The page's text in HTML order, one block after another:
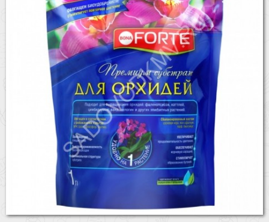
Бренды
Доставка
Оптовикам